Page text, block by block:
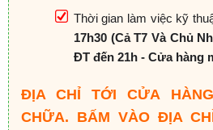
Thời gian làm việc kỹ
17h30 (Cả T7 Và Chủ
ĐT đến 21h - Cửa hàng
ĐỊA CHỈ TỚI CỬA
CHỮA. BẤM VÀO ĐỊA